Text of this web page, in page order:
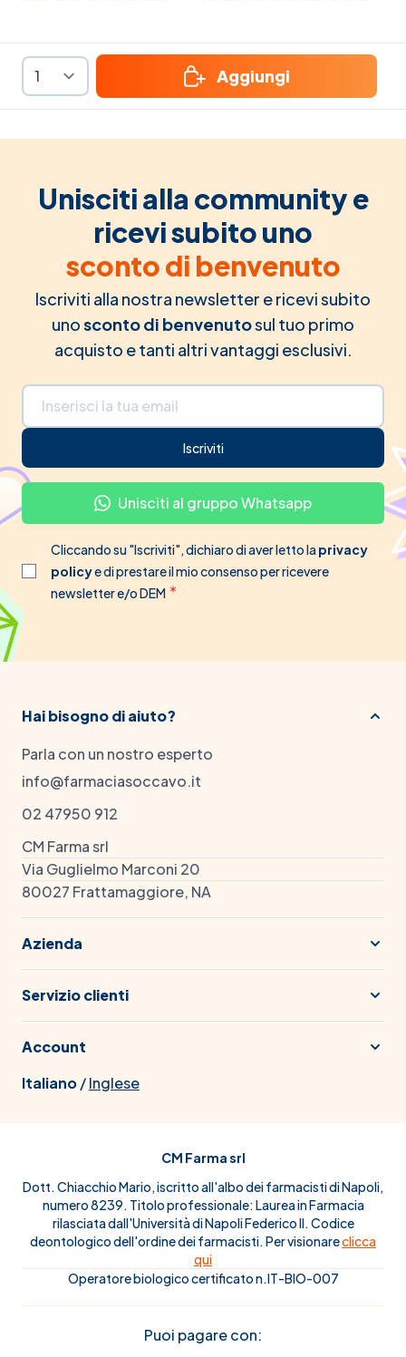
Aggiungi
Unisciti alla community e
ricevi subito uno
sconto di benvenuto
Iscriviti alla nostra newsletter e ricevi subito
unosconto di benvenutosul tuo primo
acquisto e tanti altri vantaggi esclusivi.
Indirizzo email
Iscriviti
Unisciti al gruppo Whatsapp
Cliccando su "Iscriviti", dichiaro di aver letto laprivacy
policye di prestare il mio consenso per ricevere
newsletter e/o DEM
Hai bisogno di aiuto?
Parla con un nostro esperto
info@farmaciasoccavo.it
02 47950 912
CM Farma srl
Via Guglielmo Marconi 20
80027 Frattamaggiore, NA
Azienda
Servizio clienti
Account
Italiano/Inglese
CM Farma srl
Dott. Chiacchio Mario, iscritto all'albo dei farmacisti di Napoli,
numero 8239. Titolo professionale: Laurea in Farmacia
rilasciata dall'Università di Napoli Federico II. Codice
deontologico dell'ordine dei farmacisti. Per visionareclicca
qui
Operatore biologico certificato n.IT-BIO-007
Puoi pagare con: